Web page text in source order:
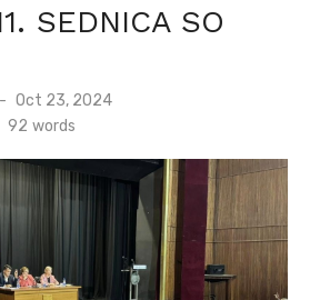
SEDNICA SO
Posted
on
Oct 23, 2024
92 words